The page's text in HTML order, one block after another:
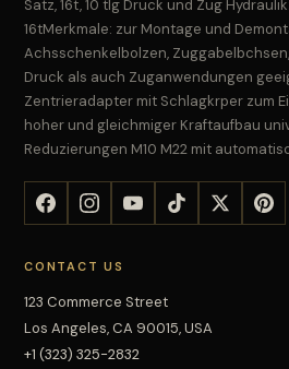
Satz, 16t, 10 tlg Druck und Zug
16tMerkmale: zur Montage und
Achsschenkelbolzen,
Druck als auch Zuganwendungen
Zentrieradapter mit Schlagkrper zum
hoher und gleichmiger Kraftaufbau
Reduzierungen M10 M22 mit
CONTACT US
123 Commerce Street
Los Angeles, CA 90015, USA
+1 (323) 325-2832